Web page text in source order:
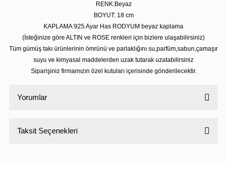
RENK:Beyaz
BOYUT: 18 cm
KAPLAMA:925 Ayar Has RODYUM beyaz kaplama
(İsteğinize göre ALTIN ve ROSE renkleri için bizlere ulaşabilirsiniz)
Tüm gümüş takı ürünlerinin ömrünü ve parlaklığını su,parfüm,sabun,çamaşır
suyu ve kimyasal maddelerden uzak tutarak uzatabilirsiniz
Siparişiniz firmamızın özel kutuları içerisinde gönderilecektir.
Yorumlar
Taksit Seçenekleri